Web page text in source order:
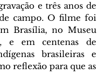
e três anos de
campo. O filme foi
Brasília, no Museu
e em centenas de
brasileiras e
reflexão para que as